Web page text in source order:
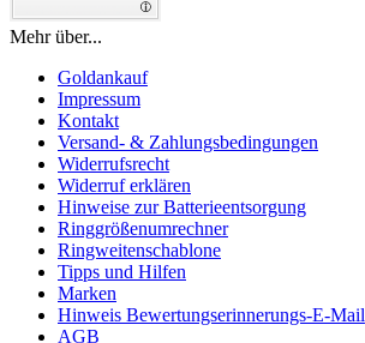
Mehr über...
Goldankauf
Impressum
Kontakt
Versand- & Zahlungsbedingungen
Widerrufsrecht
Widerruf erklären
Hinweise zur Batterieentsorgung
Ringgrößenumrechner
Ringweitenschablone
Tipps und Hilfen
Marken
Hinweis Bewertungserinnerungs-E-Mail
AGB